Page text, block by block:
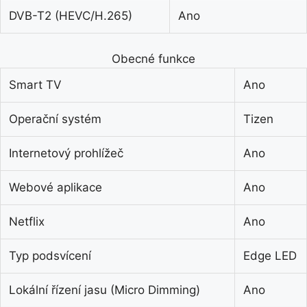
DVB-T2 (HEVC/H.265) Ano
Obecné funkce
Smart TV
Ano
Operační systém Tizen
Internetový prohlížeč Ano
Webové aplikace Ano
Netflix Ano
Typ podsvícení Edge LED
Lokální řízení jasu (Micro Dimming) Ano